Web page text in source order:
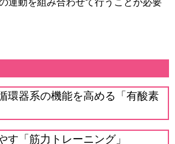
環器系の機能を高める「有酸素
す「筋力トレーニング」